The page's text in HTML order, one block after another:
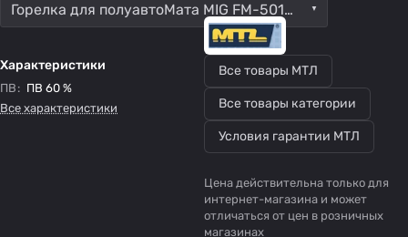
Горелка для полуавтоМата MIG FM-501W 4М МТЛ
Характеристики
ПВ : ПВ 60 %
Все характеристики
Все товары МТЛ
Все товары категории
Условия гарантии МТЛ
Цена действительна только для
интернет-магазина и может
отличаться от цен в розничных
магазинах